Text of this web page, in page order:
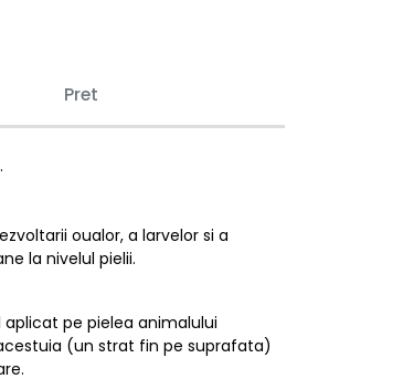
Pret
oualor, a larvelor si a
la nivelul pielii.
pe pielea animalului
(un strat fin pe suprafata)